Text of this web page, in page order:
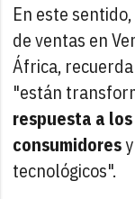
En este
de ventas en
África,
"están
respuesta a
consumidores
tecnológicos".